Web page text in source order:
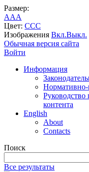
Размер:
AAA
Цвет: CCC
Изображения Вкл.Выкл.
Обычная версия сайта
Войти
Информация
Руководство
контента
English
About
Contacts
Поиск
Все результаты